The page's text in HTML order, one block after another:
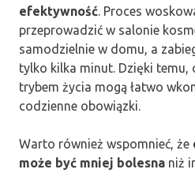
efektywność. Proces
przeprowadzić w salonie
samodzielnie w domu, a
tylko kilka minut. Dzięki temu,
trybem życia mogą łatwo
codzienne obowiązki.
Warto również wspomnieć, że
może być mniej bolesna niż